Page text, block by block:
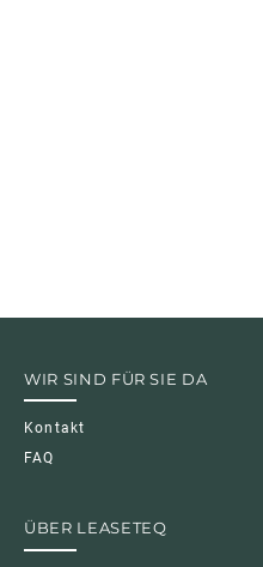
WIR SIND FÜR SIE DA
Kontakt
FAQ
ÜBER LEASETEQ